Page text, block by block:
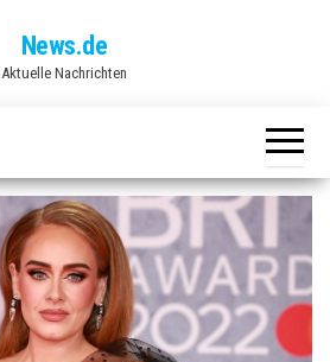
News.de
Aktuelle Nachrichten